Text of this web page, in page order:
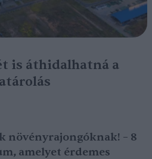
is áthidalhatná a
növényrajongóknak! – 8
amelyet érdemes